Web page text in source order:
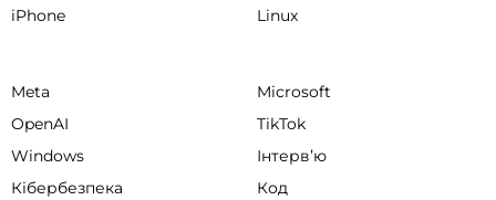
iPhone
Linux
Meta
Microsoft
OpenAI
TikTok
Windows
Інтервʼю
Кібербезпека
Код